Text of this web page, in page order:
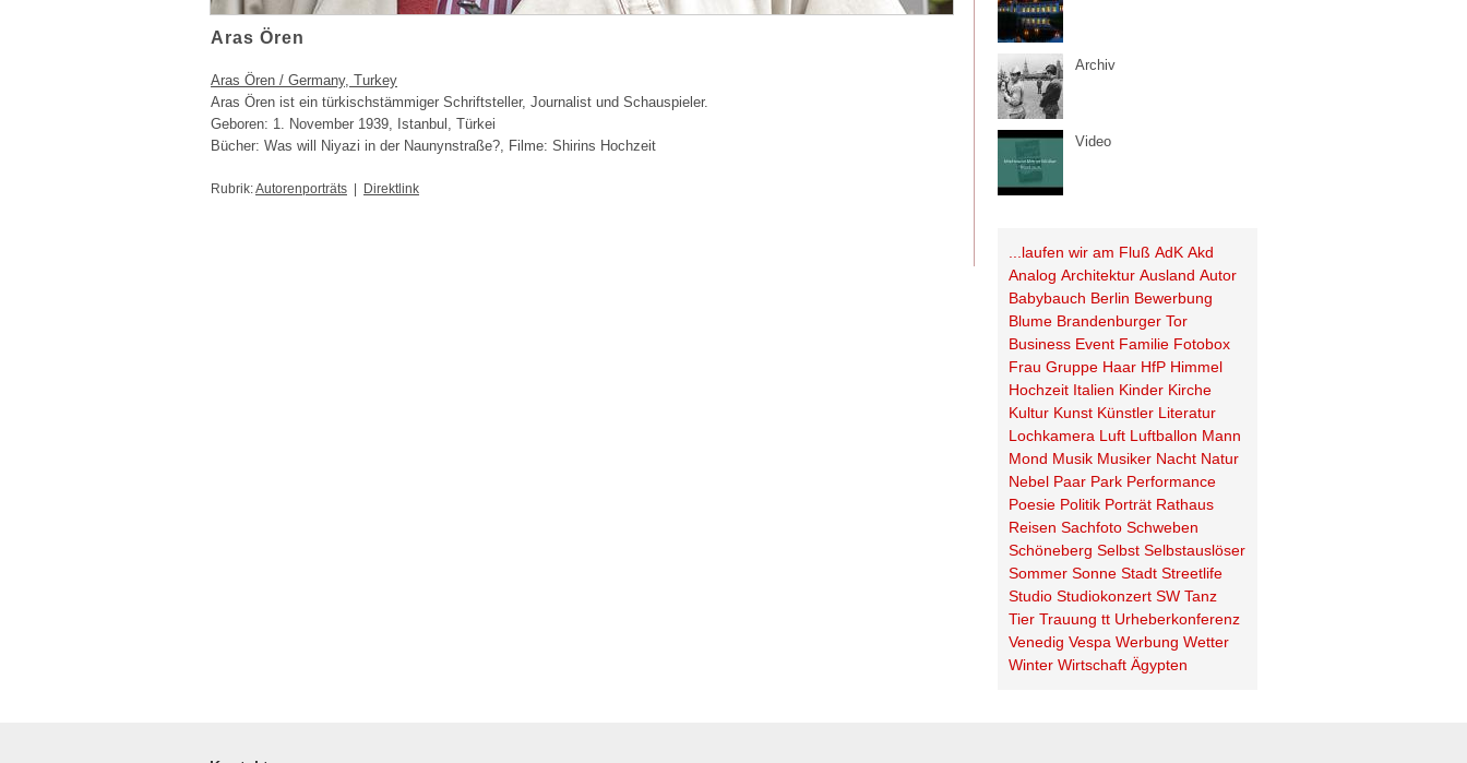
Aras Ören
Aras Ören / Germany, Turkey
Aras Ören ist ein türkischstämmiger Schriftsteller, Journalist und Schauspieler.
Geboren: 1. November 1939, Istanbul, Türkei
Bücher: Was will Niyazi in der Naunynstraße?, Filme: Shirins Hochzeit
Rubrik:Autorenporträts Direktlink
Archiv
Video
...laufen wir am Fluß AdK Akd
Analog Architektur Ausland Autor
Babybauch Berlin Bewerbung
Blume Brandenburger Tor
Business Event Familie Fotobox
Frau Gruppe Haar HfP Himmel
Hochzeit Italien Kinder Kirche
Kultur Kunst Künstler Literatur
Lochkamera Luft Luftballon Mann
Mond Musik Musiker Nacht Natur
Nebel Paar Park Performance
Poesie Politik Porträt Rathaus
Reisen Sachfoto Schweben
Schöneberg Selbst Selbstauslöser
Sommer Sonne Stadt Streetlife
Studio Studiokonzert SW Tanz
Tier Trauung tt Urheberkonferenz
Venedig Vespa Werbung Wetter
Winter Wirtschaft Ägypten